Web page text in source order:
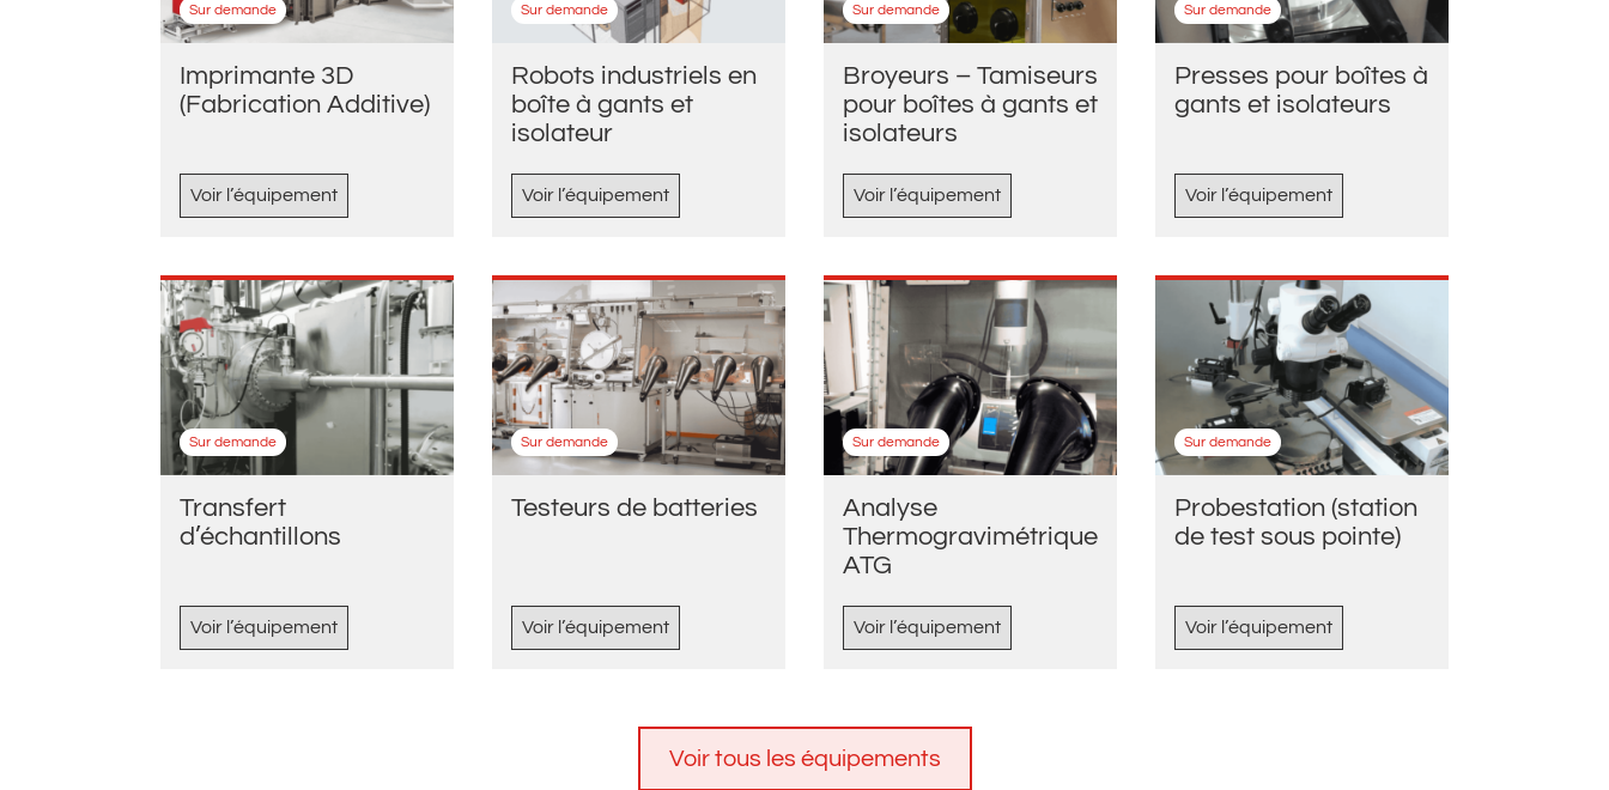
Sur demande
Imprimante 3D
(Fabrication Additive)
Voir l’équipement
Sur demande
Robots industriels en
boîte à gants et
isolateur
Voir l’équipement
Sur demande
Broyeurs – Tamiseurs
pour boîtes à gants et
isolateurs
Voir l’équipement
Sur demande
Presses pour boîtes à
gants et isolateurs
Voir l’équipement
Sur demande
Transfert
d’échantillons
Voir l’équipement
Sur demande
Testeurs de batteries
Voir l’équipement
Sur demande
Analyse
Thermogravimétrique
ATG
Voir l’équipement
Sur demande
Probestation (station
de test sous pointe)
Voir l’équipement
Voir tous les équipements